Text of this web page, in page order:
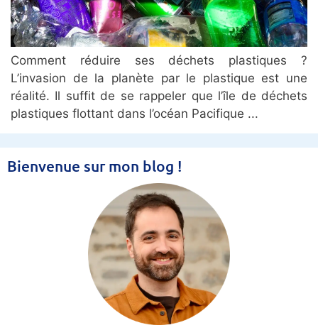
Comment réduire ses déchets plastiques ?
L’invasion de la planète par le plastique est une
réalité. Il suffit de se rappeler que l’île de déchets
plastiques flottant dans l’océan Pacifique
Bienvenue sur mon blog !